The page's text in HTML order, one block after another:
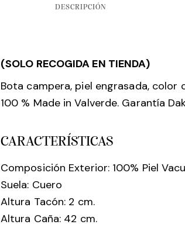
DESCRIPCIÓN
(SOLO RECOGIDA EN TIENDA)
Bota campera, piel engrasada,
100 % Made in Valverde. Garantía
CARACTERÍSTICAS
Composición Exterior: 100% Piel
Suela: Cuero
Altura Tacón: 2 cm.
Altura Caña: 42 cm.